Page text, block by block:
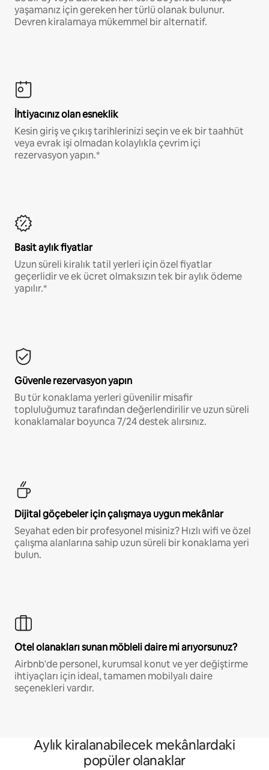
yaşamanız için gereken her türlü olanak bulunur.
Devren kiralamaya mükemmel bir alternatif.
İhtiyacınız olan esneklik
Kesin giriş ve çıkış tarihlerinizi seçin ve ek bir taahhüt
veya evrak işi olmadan kolaylıkla çevrim içi
rezervasyon yapın.*
Basit aylık fiyatlar
Uzun süreli kiralık tatil yerleri için özel fiyatlar
geçerlidir ve ek ücret olmaksızın tek bir aylık ödeme
yapılır.*
Güvenle rezervasyon yapın
Bu tür konaklama yerleri güvenilir misafir
topluluğumuz tarafından değerlendirilir ve uzun süreli
konaklamalar boyunca 7/24 destek alırsınız.
Dijital göçebeler için çalışmaya uygun mekânlar
Seyahat eden bir profesyonel misiniz? Hızlı wifi ve özel
çalışma alanlarına sahip uzun süreli bir konaklama yeri
bulun.
Otel olanakları sunan möbleli daire mi arıyorsunuz?
Airbnb'de personel, kurumsal konut ve yer değiştirme
ihtiyaçları için ideal, tamamen mobilyalı daire
seçenekleri vardır.
Aylık kiralanabilecek mekânlardaki
popüler olanaklar